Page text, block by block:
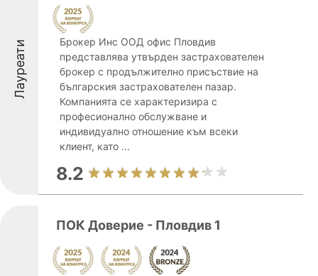
Лауреати
Брокер Инс ООД офис Пловдив
представлява утвърден застрахователен
брокер с продължително присъствие на
българския застрахователен пазар.
Компанията се характеризира с
професионално обслужване и
индивидуално отношение към всеки
клиент, като ...
8.2
ПОК Доверие - Пловдив 1